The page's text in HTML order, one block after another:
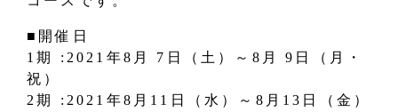
■開催日
1期 :2021年8月 7日（土）～8月 9日（月・
祝）
2期 :2021年8月11日（水）～8月13日（金）